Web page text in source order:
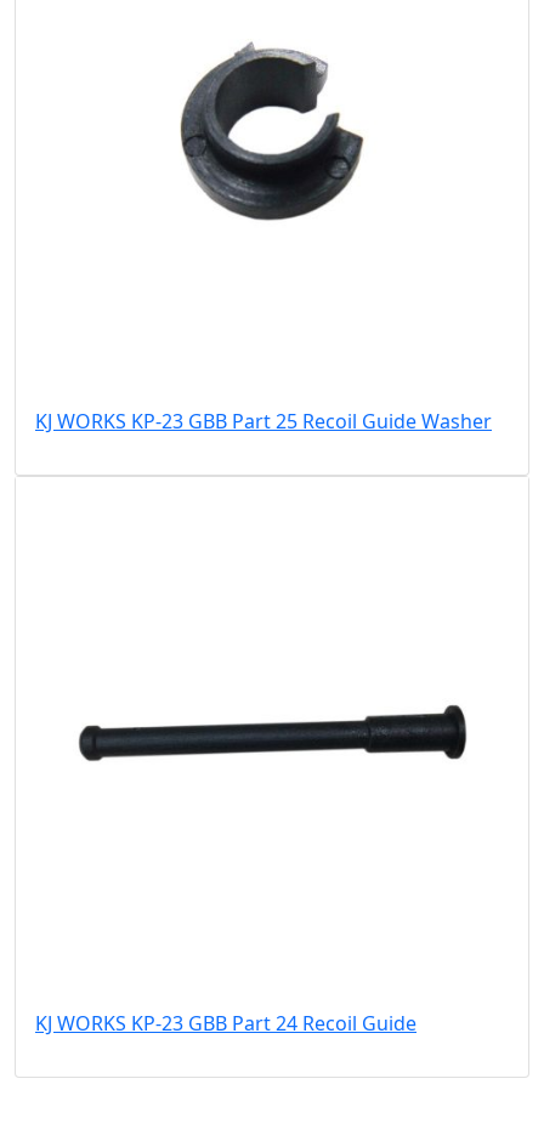
KJ WORKS KP-23 GBB Part 25 Recoil Guide Washer
KJ WORKS KP-23 GBB Part 24 Recoil Guide